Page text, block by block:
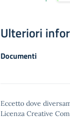
Ulteriori
Documenti
Eccetto dove
Licenza Creative